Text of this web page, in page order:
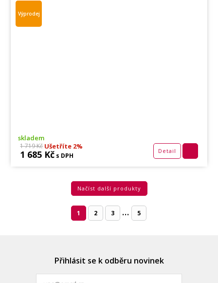
Výprodej
skladem
1 719 KčUšetříte 2%
1 685 Kč s DPH
Detail
Načíst další produkty
1 2 3 ... 5
Přihlásit se k odběru novinek